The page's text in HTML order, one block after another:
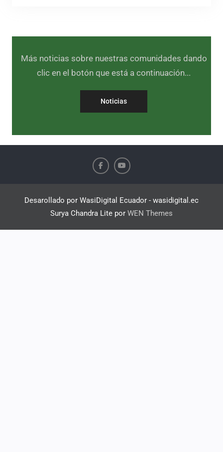
Más noticias sobre nuestras comunidades dando
clic en el botón que está a continuación...
Noticias
Desarollado por WasiDigital Ecuador - wasidigital.ec
Surya Chandra Lite por WEN Themes